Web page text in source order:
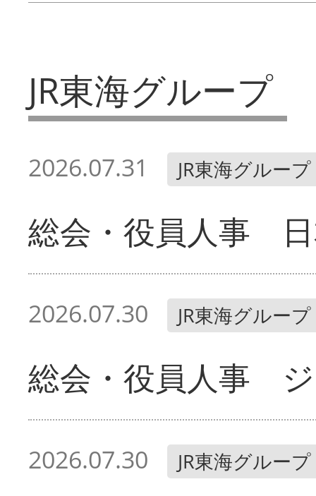
JR東海グループ
2026.07.31 JR東海グループ
総会・役員人事
2026.07.30 JR東海グループ
総会・役員人事
2026.07.30 JR東海グループ